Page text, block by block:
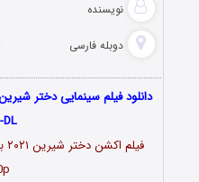
نویسنده
دوبله فارسی
DL
فیلم اکشن دختر شیرین ۲۰۲۱